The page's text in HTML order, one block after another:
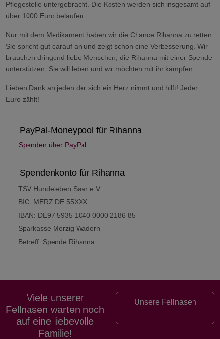
Pflegestelle untergebracht. Die Kosten werden sich insgesamt auf
über 1000 Euro belaufen.
Nur mit dem Medikament haben wir die Chance Rihanna zu retten.
Sie spricht gut darauf an und zeigt schon eine Verbesserung. Wir
brauchen dringend liebe Menschen, die Rihanna mit einer Spende
unterstützen. Sie will leben und wir möchten mit ihr kämpfen
Lieben Dank an jeden der sich ein Herz nimmt und hilft! Jeder
Euro zählt!
PayPal-Moneypool für Rihanna
Spenden über PayPal
Spendenkonto für Rihanna
TSV Hundeleben Saar e.V.
BIC: MERZ DE 55XXX
IBAN: DE97 5935 1040 0000 2186 85
Sparkasse Merzig Wadern
Betreff: Spende Rihanna
Viele unserer
Fellnasen warten noch
auf eine liebevolle
Familie!
Unsere Fellnasen